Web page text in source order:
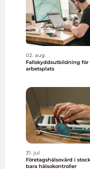
02. aug
Fallskyddsutbildning för
arbetsplats
31. jul
Företagshälsovård i stockholm
bara hälsokontroller